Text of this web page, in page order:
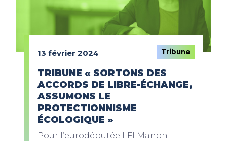
13 février 2024 Tribune
TRIBUNE « SORTONS DES
ACCORDS DE LIBRE-ÉCHANGE,
ASSUMONS LE
PROTECTIONNISME
ÉCOLOGIQUE »
Pour l’eurodéputée LFI Manon